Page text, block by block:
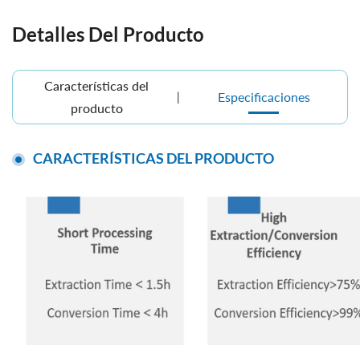
Detalles Del Producto
Características del
producto
Especificaciones
CARACTERÍSTICAS DEL PRODUCTO